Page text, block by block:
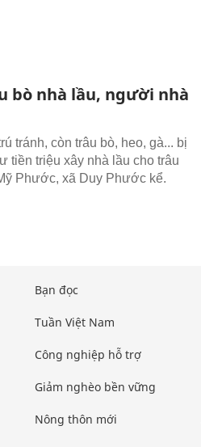
bò nhà lầu, người nhà
tránh, còn trâu bò, heo, gà... bị
tiền triệu xây nhà lầu cho trâu
Phước, xã Duy Phước kể.
Bạn đọc
Tuần Việt Nam
Công nghiệp hỗ trợ
Giảm nghèo bền vững
Nông thôn mới